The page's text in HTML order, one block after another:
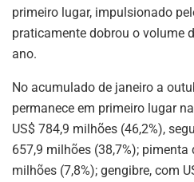
primeiro lugar, impulsionado
praticamente dobrou o volume
ano.
No acumulado de janeiro a
permanece em primeiro lugar
US$ 784,9 milhões (46,2%),
657,9 milhões (38,7%); pimenta
milhões (7,8%); gengibre, com